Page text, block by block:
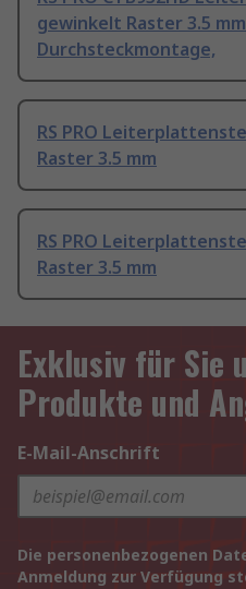
gewinkelt Raster 3.5
Durchsteckmontage,
RS PRO
Raster 3.5 mm
RS PRO
Raster 3.5 mm
Exklusiv für Sie
Produkte und
E-Mail-Anschrift
Die personenbezogenen
Anmeldung zur Verfügung